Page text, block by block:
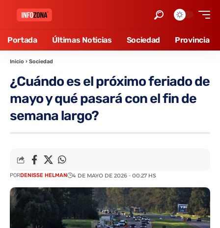
Portada Últimas Noticias Sociedad Provincia
Inicio › Sociedad
¿Cuándo es el próximo feriado de
mayo y qué pasará con el fin de
semana largo?
PORDENISSE HELMAN 4 DE MAYO DE 2026 - 00:27 HS